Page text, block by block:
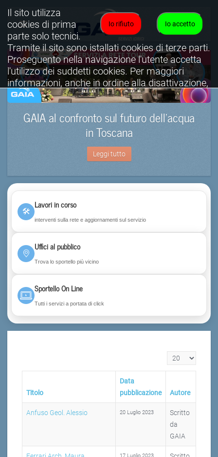
GAIA al confronto sul futuro dell’acqua
in Toscana
Leggi tutto
🛠
Lavori in corso
interventi sulla rete e aggiornamenti sul servizio
Uffici al pubblico
Trova lo sportello più vicino
Sportello On Line
Tutti i servizi a portata di click
Visualizza n.
Titolo
Data
pubblicazione
Autore
Anfuso Geol. Alessio 20 Luglio 2023
Scritto
da
GAIA
Io accetto
Io rifiuto
Il sito utilizza
cookies di prima
parte solo tecnici.
Tramite il sito sono istallati cookies di terze parti.
Proseguento nella navigazione l'utente accetta
l'utilizzo dei suddetti cookies. Per maggiori
informazioni, anche in ordine alla disattivazione,
è possibile consultare l'informativa cookies
completa.
Visualizza informativa completa.